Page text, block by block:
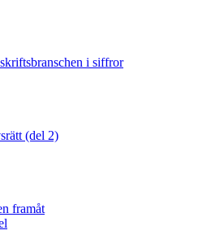
i siffror
(del 2)
framåt